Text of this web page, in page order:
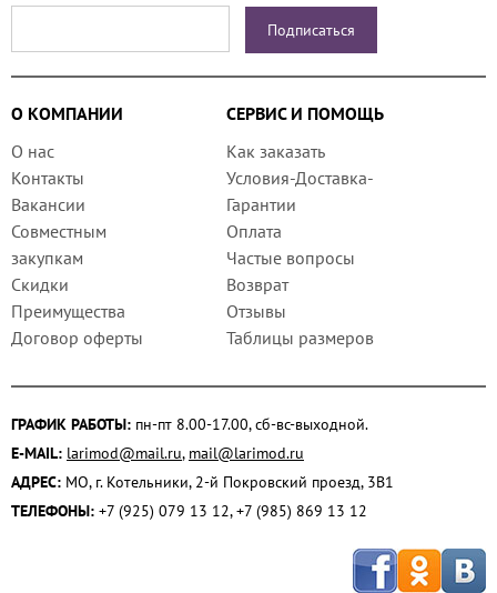
О КОМПАНИИ
СЕРВИС И ПОМОЩЬ
О нас
Контакты
Вакансии
Совместным
закупкам
Скидки
Преимущества
Договор оферты
Как заказать
Условия-Доставка-
Гарантии
Оплата
Частые вопросы
Возврат
Отзывы
Таблицы размеров
ГРАФИК РАБОТЫ: пн-пт 8.00-17.00, сб-вс-выходной.
E-MAIL: larimod@mail.ru, mail@larimod.ru
АДРЕС: МО, г. Котельники, 2-й Покровский проезд, 3В1
ТЕЛЕФОНЫ: +7 (925) 079 13 12, +7 (985) 869 13 12